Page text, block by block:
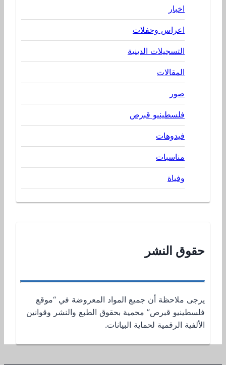
اخبار
اعراس وحفلات
التسجيلات الدينية
المقالات
صور
فلسطينيو قبرص
فيدوهات
مناسبات
وفياة
حقوق النشر
يرجى ملاحظة أن جميع المواد المعروضة في “موقع
فلسطينيو قبرص” محمية بحقوق الطبع والنشر وقوانين
الألفية الرقمية لحماية البيانات.